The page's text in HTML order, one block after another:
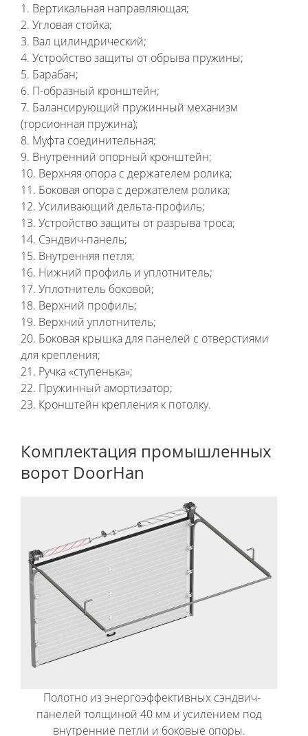
1. Вертикальная направляющая;
2. Угловая стойка;
3. Вал цилиндрический;
4. Устройство защиты от обрыва пружины;
5. Барабан;
6. П-образный кронштейн;
7. Балансирующий пружинный механизм
(торсионная пружина);
8. Муфта соединительная;
9. Внутренний опорный кронштейн;
10. Верхняя опора с держателем ролика;
11. Боковая опора с держателем ролика;
12. Усиливающий дельта-профиль;
13. Устройство защиты от разрыва троса;
14. Сэндвич-панель;
15. Внутренняя петля;
16. Нижний профиль и уплотнитель;
17. Уплотнитель боковой;
18. Верхний профиль;
19. Верхний уплотнитель;
20. Боковая крышка для панелей с отверстиями
для крепления;
21. Ручка «ступенька»;
22. Пружинный амортизатор;
23. Кронштейн крепления к потолку.
Комплектация промышленных
ворот DoorHan
Полотно из энергоэффективных сэндвич-
панелей толщиной 40 мм и усилением под
внутренние петли и боковые опоры.